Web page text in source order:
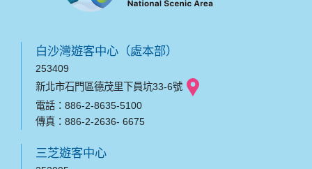
白沙灣遊客中心（處本部）
253409
新北市石門區德茂里下員坑33-6號
電話：886-2-8635-5100
傳真：886-2-2636- 6675
三芝遊客中心